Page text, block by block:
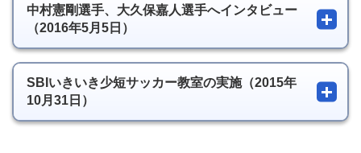
中村憲剛選手、大久保嘉人選手へインタビュー
（2016年5月5日）
SBIいきいき少短サッカー教室の実施（2015年
10月31日）